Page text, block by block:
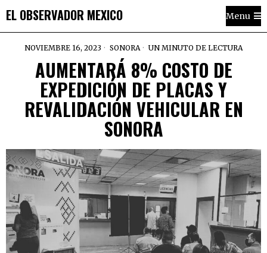
EL OBSERVADOR MEXICO Menu
NOVIEMBRE 16, 2023 SONORA UN MINUTO DE LECTURA
AUMENTARÁ 8% COSTO DE
EXPEDICIÓN DE PLACAS Y
REVALIDACIÓN VEHICULAR EN
SONORA